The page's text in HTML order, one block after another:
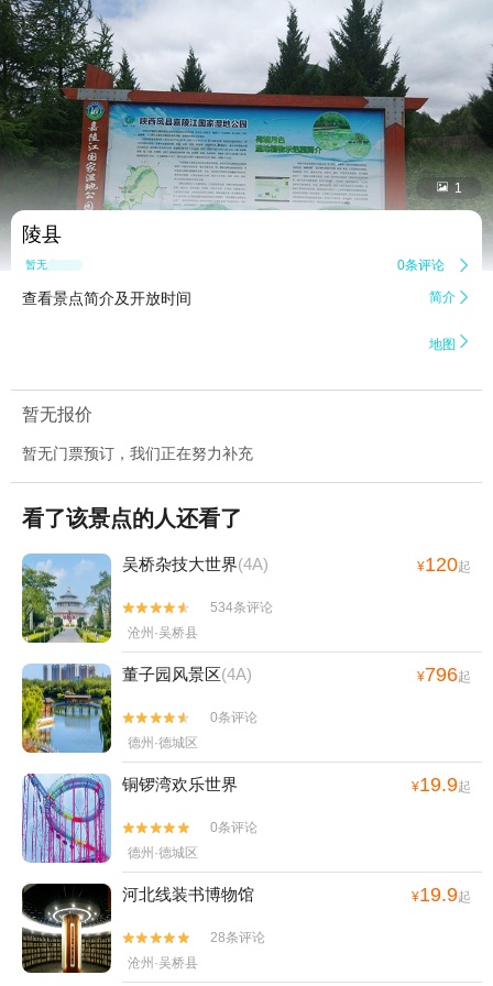
 1
陵县
暂无点评 0条评论 
查看景点简介及开放时间 简介 
地图 
暂无报价
暂无门票预订，我们正在努力补充
看了该景点的人还看了
吴桥杂技大世界(4A) ¥120起


534条评论
沧州·吴桥县
董子园风景区(4A) ¥796起


0条评论
德州·德城区
铜锣湾欢乐世界 ¥19.9起


0条评论
德州·德城区
河北线装书博物馆 ¥19.9起


28条评论
沧州·吴桥县
